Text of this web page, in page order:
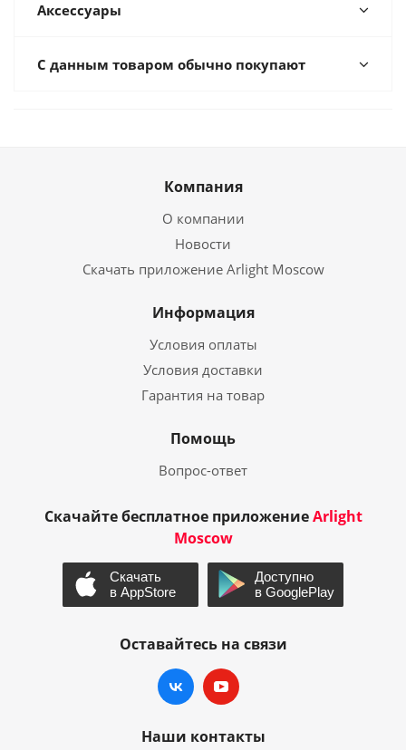
Аксессуары
С данным товаром обычно покупают
Компания
О компании
Новости
Скачать приложение Arlight Moscow
Информация
Условия оплаты
Условия доставки
Гарантия на товар
Помощь
Вопрос-ответ
Скачайте бесплатное приложениеArlight
Moscow
Оставайтесь на связи
Наши контакты